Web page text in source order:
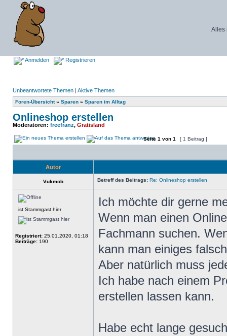
Alles
Anmelden Registrieren
Unbeantwortete Themen | Aktive Themen
Foren-Übersicht» Sparen » Sparen im Alltag
Onlineshop erstellen
Moderatoren: freefranz, Gratisland
Seite 1 von 1 [ 1 Beitrag ]
Autor
Vukmob Betreff des Beitrags: Re: Onlineshop erstellen
ist Stammgast hier
Registriert: 25.01.2020, 01:18
Beiträge: 190
Ich möchte dir gerne
Wenn man einen
Fachmann suchen.
kann man einiges
Aber natürlich muss
Ich habe nach einem
erstellen lassen kann.
Habe echt lange